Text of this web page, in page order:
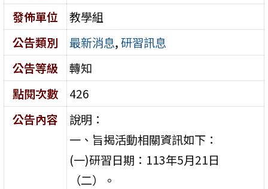
發佈單位
教學組
公告類別
最新消息,研習訊息
公告等級
轉知
點閱次數
426
公告內容
說明：
一、旨揭活動相關資訊如下：
(一)研習日期：113年5月21日
（二）。